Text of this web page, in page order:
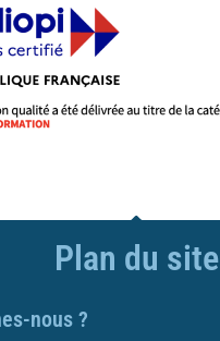
Plan du site
nous ?